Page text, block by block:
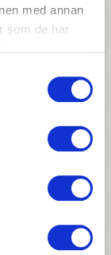
med annan
som de har
187 :-
- Magneter att